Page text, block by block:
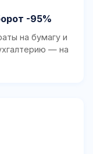
-95%
на бумагу и
— на